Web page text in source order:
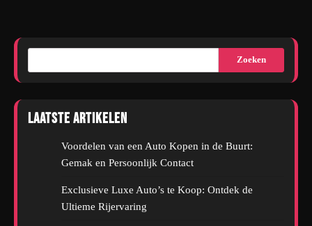
Zoeken
Laatste artikelen
Voordelen van een Auto Kopen in de Buurt:
Gemak en Persoonlijk Contact
Exclusieve Luxe Auto’s te Koop: Ontdek de
Ultieme Rijervaring